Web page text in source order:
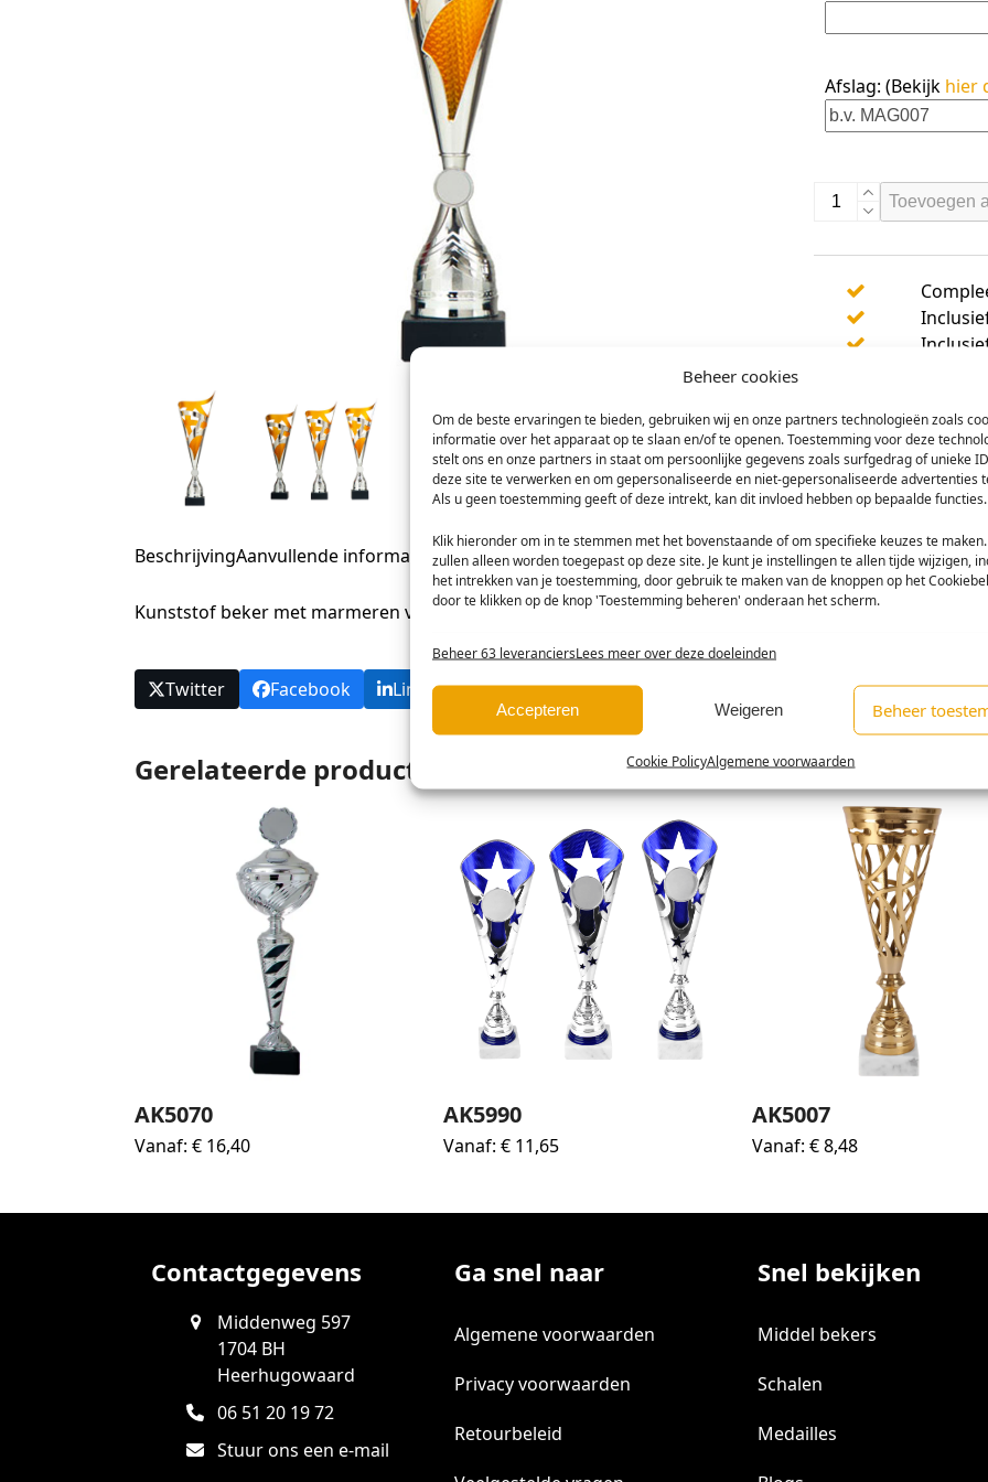
Beheer cookies
Om de beste ervaringen te bieden, gebruiken wij en onze partners technologieën zoals
informatie over het apparaat op te slaan en/of te openen. Toestemming voor deze
stelt ons en onze partners in staat om persoonlijke gegevens zoals surfgedrag of unieke
deze site te verwerken en om gepersonaliseerde en niet-gepersonaliseerde advertenties
Als u geen toestemming geeft of deze intrekt, kan dit invloed hebben op bepaalde functies.
Klik hieronder om in te stemmen met het bovenstaande of om specifieke keuzes te maken.
zullen alleen worden toegepast op deze site. Je kunt je instellingen te allen tijde wijzigen,
het intrekken van je toestemming, door gebruik te maken van de knoppen op het
door te klikken op de knop 'Toestemming beheren' onderaan het scherm.
Statistieken
Informatie op een apparaat opslaan en/of openen, De prestaties van advertenties
Informatie op een apparaat opslaan en/of openen, Beperkte gegevens gebruiken om
te selecteren.
Toepassingen
Gegevens uit andere gegevensbronnen met elkaar matchen en combineren,
Apparaten identificeren op basis van automatisch verzonden informatie.
Advertenties en content leveren en tonen.
Beheer 63 leveranciersLees meer over deze doeleinden
Accepteren Weigeren Beheer
Cookie PolicyAlgemene voorwaarden
Afslag: (Bekijk hier
AK5750
Toevoegen
BeschrijvingAanvullende informatie Beoordelingen (0)
Kunststof beker met marmeren voet
Twitter Facebook LinkedIn E-mail
Gerelateerde producten
AK5070
Vanaf: € 16,40
AK5990
Vanaf: € 11,65
AK5007
Vanaf: €8,48
Contactgegevens
Middenweg 597
1704 BH
Heerhugowaard
06 51 20 19 72
Stuur ons een e-mail
Ga snel naar
Algemene voorwaarden
Privacy voorwaarden
Retourbeleid
Snel bekijken
Middel bekers
Schalen
Medailles